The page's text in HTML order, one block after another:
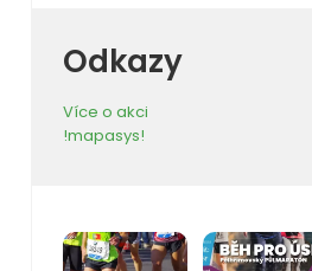
Odkazy
Více o akci
!mapasys!